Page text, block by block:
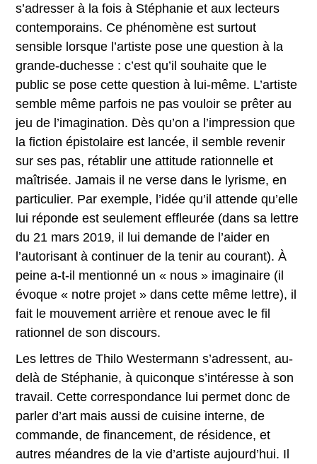
s’adresser à la fois à Stéphanie et aux lecteurs
contemporains. Ce phénomène est surtout
sensible lorsque l’artiste pose une question à la
grande-duchesse : c’est qu’il souhaite que le
public se pose cette question à lui-même. L’artiste
semble même parfois ne pas vouloir se prêter au
jeu de l’imagination. Dès qu’on a l’impression que
la fiction épistolaire est lancée, il semble revenir
sur ses pas, rétablir une attitude rationnelle et
maîtrisée. Jamais il ne verse dans le lyrisme, en
particulier. Par exemple, l’idée qu’il attende qu’elle
lui réponde est seulement effleurée (dans sa lettre
du 21 mars 2019, il lui demande de l’aider en
l’autorisant à continuer de la tenir au courant). À
peine a-t-il mentionné un « nous » imaginaire (il
évoque « notre projet » dans cette même lettre), il
fait le mouvement arrière et renoue avec le fil
rationnel de son discours.
Les lettres de Thilo Westermann s’adressent, au-
delà de Stéphanie, à quiconque s’intéresse à son
travail. Cette correspondance lui permet donc de
parler d’art mais aussi de cuisine interne, de
commande, de financement, de résidence, et
autres méandres de la vie d’artiste aujourd’hui. Il